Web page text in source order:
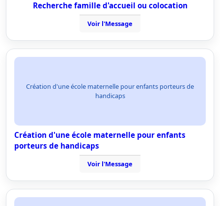
Recherche famille d'accueil ou colocation
Voir l'Message
Création d'une école maternelle pour enfants porteurs de
handicaps
Création d'une école maternelle pour enfants
porteurs de handicaps
Voir l'Message